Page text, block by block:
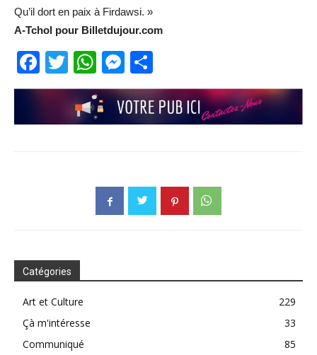
Qu’il dort en paix à Firdawsi. »
A-Tchol pour Billetdujour.com
Facebook
TwitterWhatsApp
Messenger
Catégories
Art et Culture
229
Çà m'intéresse
33
Communiqué
85